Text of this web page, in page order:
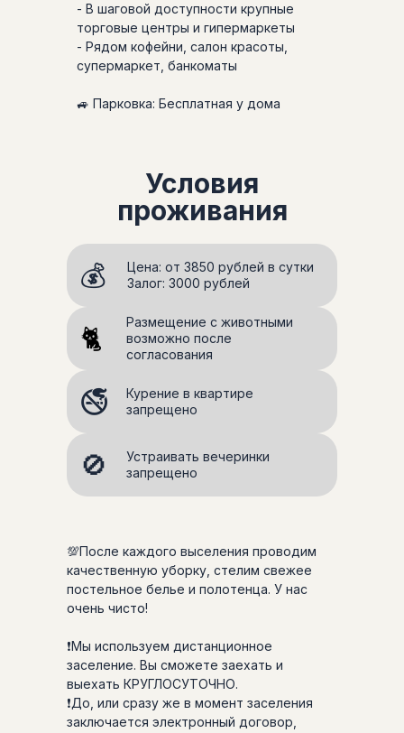
Условия
проживания
💯После каждого выселения проводим
качественную уборку, стелим свежее
постельное белье и полотенца. У нас
очень чисто!
❗Мы используем дистанционное
заселение. Вы сможете заехать и
выехать КРУГЛОСУТОЧНО.
❗До, или сразу же в момент заселения
заключается электронный договор,
💰
Цена: от 3850 рублей в сутки
Залог: 3000 рублей
🐈
Размещение с животными
возможно после
согласования
🚭
Курение в квартире
запрещено
🚫
Устраивать вечеринки
запрещено
- В шаговой доступности крупные
торговые центры и гипермаркеты
- Рядом кофейни, салон красоты,
супермаркет, банкоматы
🚙 Парковка: Бесплатная у дома